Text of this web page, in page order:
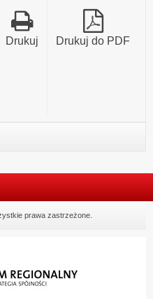
Drukuj do PDF
Drukuj
prawa zastrzeżone.